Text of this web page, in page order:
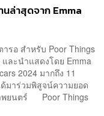
ล่าสุดจาก Emma
รอ สำหรับ Poor Things
และนำแสดงโดย Emma
2024 มากถึง 11
มาร่วมพิสูจน์ความยอด
พยนตร์ Poor Things